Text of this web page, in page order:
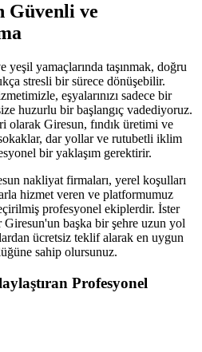
Güvenli ve
yeşil yamaçlarında taşınmak, doğru
stresli bir sürece dönüşebilir.
eşyalarınızı sadece bir
huzurlu bir başlangıç vadediyoruz.
olarak Giresun, fındık üretimi ve
dar yollar ve rutubetli iklim
bir yaklaşım gerektirir.
nakliyat firmaları, yerel koşulları
hizmet veren ve platformumuz
profesyonel ekiplerdir. İster
başka bir şehre uzun yol
ücretsiz teklif alarak en uygun
sahip olursunuz.
Profesyonel